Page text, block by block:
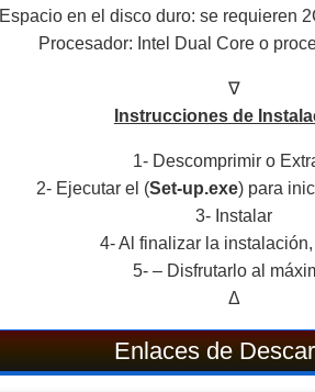
Espacio en el disco duro: se requieren
Procesador: Intel Dual Core o
∇
Instrucciones de
1- Descomprimir o
2- Ejecutar el (Set-up.exe) para
3- Instalar
4- Al finalizar la
5- – Disfrutarlo al
Δ
Enlaces de